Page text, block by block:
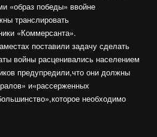
«образ победы» ввойне
транслировать
«Коммерсанта».
поставили задачу сделать
войны расценивались населением
предупредили,что они должны
и«рассерженных
необходимо